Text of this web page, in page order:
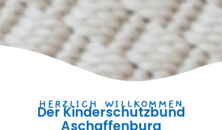
HERZLICH WILLKOMMEN
Der Kinderschutzbund
Aschaffenburg